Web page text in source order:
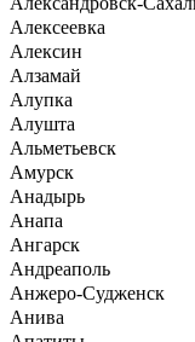
Алексеевка
Алексин
Алзамай
Алупка
Алушта
Альметьевск
Амурск
Анадырь
Анапа
Ангарск
Андреаполь
Анжеро-Судженск
Анива